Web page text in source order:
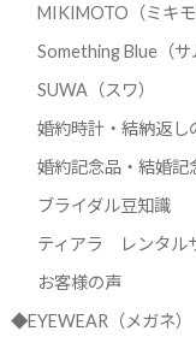
MIKIMOTO（ミキモ
Something Blue（サ
SUWA（スワ）
婚約時計・結納返し
婚約記念品・結婚記
ブライダル豆知識
ティアラ レンタル
お客様の声
◆EYEWEAR（メガネ）